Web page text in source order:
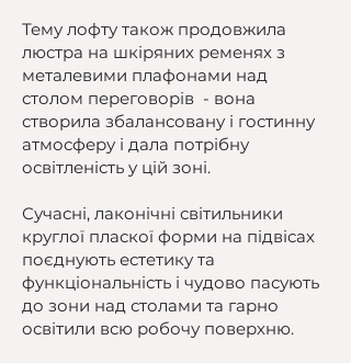
Тему лофту також продовжила
люстра на шкіряних ременях з
металевими плафонами над
столом переговорів - вона
створила збалансовану і гостинну
атмосферу і дала потрібну
освітленість у цій зоні.
Сучасні, лаконічні світильники
круглої пласкої форми на підвісах
поєднують естетику та
функціональність і чудово пасують
до зони над столами та гарно
освітили всю робочу поверхню.